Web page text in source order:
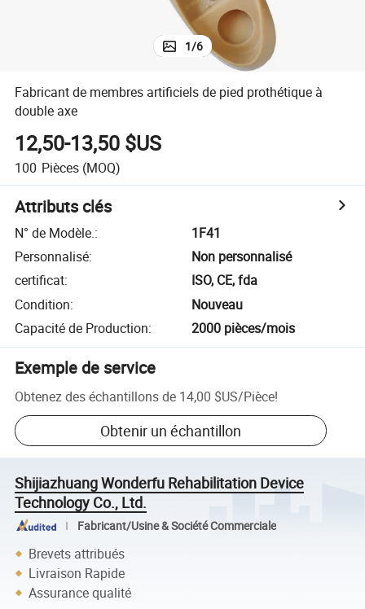
1/6
Fabricant de membres artificiels de pied prothétique à
double axe
12,50-13,50 $US
100 Pièces (MOQ)
Attributs clés
N° de Modèle.:
1F41
Personnalisé:
Non personnalisé
certificat:
ISO, CE, fda
Condition:
Nouveau
Capacité de Production: 2000 pièces/mois
Exemple de service
Obtenez des échantillons de 14,00 $US/Pièce!
Obtenir un échantillon
Shijiazhuang Wonderfu Rehabilitation Device
Technology Co., Ltd.
Fabricant/Usine & Société Commerciale
Brevets attribués
Livraison Rapide
Assurance qualité